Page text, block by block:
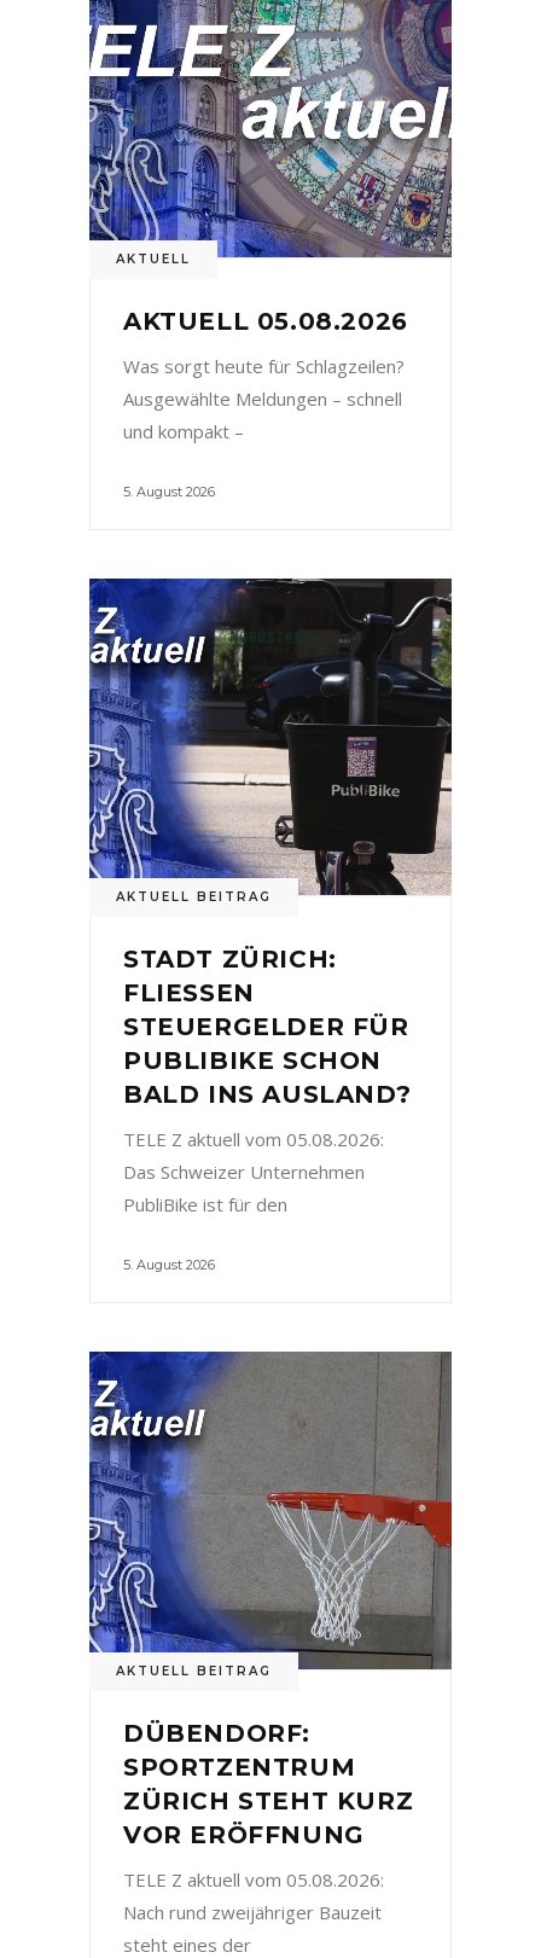
AKTUELL
AKTUELL 05.08.2026
Was sorgt heute für Schlagzeilen?
Ausgewählte Meldungen – schnell
und kompakt –
5. August 2026
AKTUELL BEITRAG
STADT ZÜRICH:
FLIESSEN
STEUERGELDER FÜR
PUBLIBIKE SCHON
BALD INS AUSLAND?
TELE Z aktuell vom 05.08.2026:
Das Schweizer Unternehmen
PubliBike ist für den
5. August 2026
AKTUELL BEITRAG
DÜBENDORF:
SPORTZENTRUM
ZÜRICH STEHT KURZ
VOR ERÖFFNUNG
TELE Z aktuell vom 05.08.2026:
Nach rund zweijähriger Bauzeit
steht eines der